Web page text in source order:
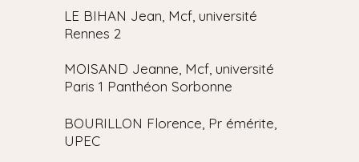
LE BIHAN Jean, Mcf, université
Rennes 2
MOISAND Jeanne, Mcf, université
Paris 1 Panthéon Sorbonne
BOURILLON Florence, Pr émérite,
UPEC